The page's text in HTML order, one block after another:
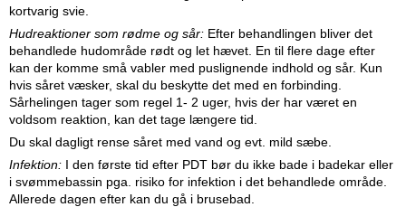
kortvarig svie.
Hudreaktioner som rødme og sår: Efter behandlingen bliver det
behandlede hudområde rødt og let hævet. En til flere dage efter
kan der komme små vabler med puslignende indhold og sår. Kun
hvis såret væsker, skal du beskytte det med en forbinding.
Sårhelingen tager som regel 1- 2 uger, hvis der har været en
voldsom reaktion, kan det tage længere tid.
Du skal dagligt rense såret med vand og evt. mild sæbe.
Infektion: I den første tid efter PDT bør du ikke bade i badekar eller
i svømmebassin pga. risiko for infektion i det behandlede område.
Allerede dagen efter kan du gå i brusebad.